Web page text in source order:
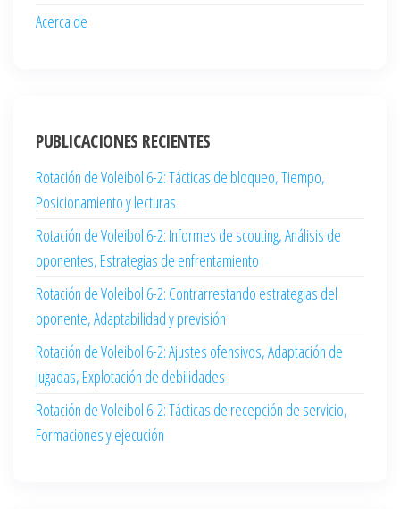
Acerca de
PUBLICACIONES RECIENTES
Rotación de Voleibol 6-2: Tácticas de bloqueo, Tiempo,
Posicionamiento y lecturas
Rotación de Voleibol 6-2: Informes de scouting, Análisis de
oponentes, Estrategias de enfrentamiento
Rotación de Voleibol 6-2: Contrarrestando estrategias del
oponente, Adaptabilidad y previsión
Rotación de Voleibol 6-2: Ajustes ofensivos, Adaptación de
jugadas, Explotación de debilidades
Rotación de Voleibol 6-2: Tácticas de recepción de servicio,
Formaciones y ejecución